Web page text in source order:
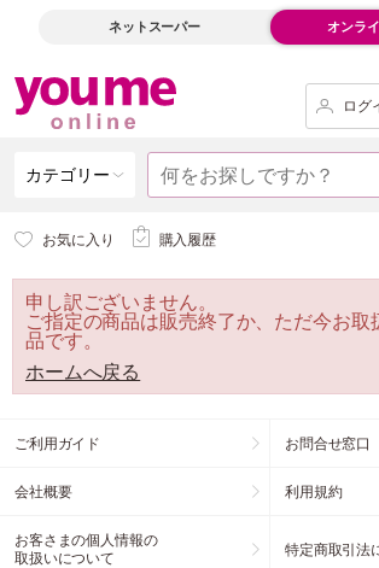
ネットスーパー オンラ
ログ
カテゴリー
お気に入り 購入履歴
申し訳ございません。
ご指定の商品は販売終了か、ただ今お取
品です。
ホームへ戻る
ご利用ガイド お問合せ窓口
会社概要 利用規約
お客さまの個人情報の
取扱いについて
特定商取引法